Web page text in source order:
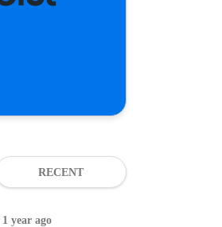
RECENT
1 year ago